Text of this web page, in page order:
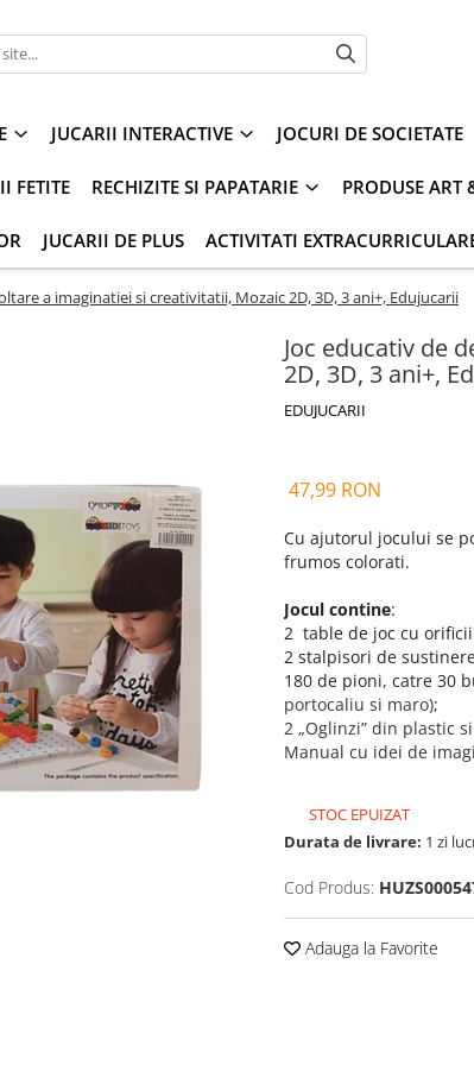
JUCARII INTERACTIVE JOCURI DE SOCIETATE
FETITE RECHIZITE SI PAPATARIE PRODUSE ART
JUCARII DE PLUS ACTIVITATI
a imaginatiei si creativitatii, Mozaic 2D, 3D, 3 ani+, Edujucarii
Joc educativ de
2D, 3D, 3 ani+,
EDUJUCARII
47,99 RON
Cu ajutorul jocului se
frumos colorati.
Jocul contine:
2 table de joc cu
2 stalpisori de
180 de pioni, catre 30
portocaliu si maro);
2 „Oglinzi” din plastic
Manual cu idei de
STOC EPUIZAT
Durata de livrare: 1 zi
Cod Produs:
Adauga la Favorite